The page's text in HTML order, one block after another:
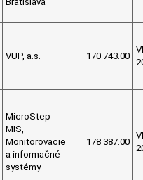
VUP, a.s. 170 743.00
MicroStep-
MIS,
Monitorovacie
a informačné
systémy
178 387.00